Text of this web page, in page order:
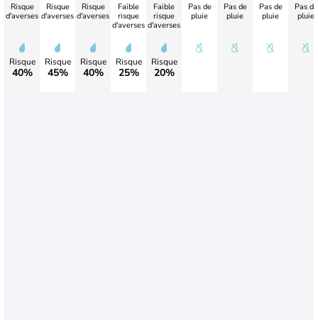
Risque
d'averses
Risque
40%
Risque
d'averses
Risque
45%
Risque
d'averses
Risque
40%
Faible
risque
d'averses
Risque
25%
Faible
risque
d'averses
Risque
20%
Pas de
pluie
Pas de
pluie
Pas de
pluie
Pas de
pluie